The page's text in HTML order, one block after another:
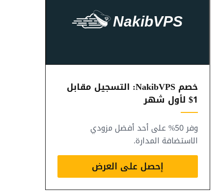
خصم NakibVPS: التسجيل مقابل
1$ لأول شهر
وفر 50% على أحد أفضل مزودي
الاستضافة المدارة.
إحصل على العرض